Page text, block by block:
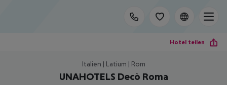
Hotel teilen
Italien | Latium | Rom
UNAHOTELS Decò Roma